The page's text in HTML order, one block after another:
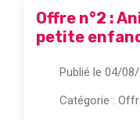
Offre n°2 :
petite
Publié le 04/
Catégorie :